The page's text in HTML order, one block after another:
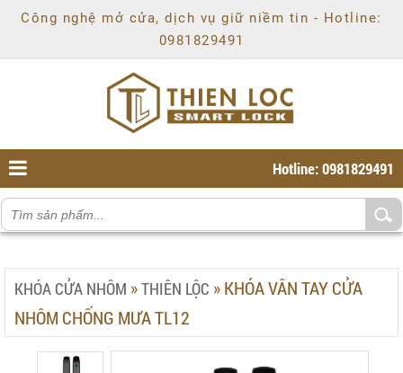
Công nghệ mở cửa, dịch vụ giữ niềm tin - Hotline:
0981829491
Hotline: 0981829491
KHÓA CỬA NHÔM »THIÊN LỘC »KHÓA VÂN TAY CỬA
NHÔM CHỐNG MƯA TL12